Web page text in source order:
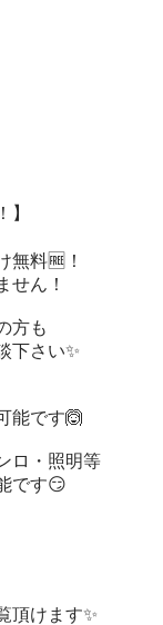
】
料🆓！
せん！
方も
下さい✨
能です🙆
ロ・照明等
です😏
頂けます✨